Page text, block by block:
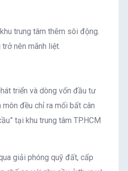
trung tâm thêm sôi động.
nên mãnh liệt.
triển và dòng vốn đầu tư
đều chỉ ra mối bất cân
tại khu trung tâm TP.HCM
giải phóng quỹ đất, cấp